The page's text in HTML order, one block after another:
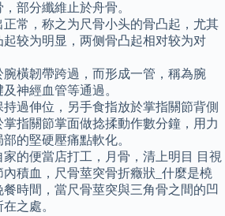
部分纖維止於舟骨。
常，称之为尺骨小头的骨凸起，尤其
起较为明显，两侧骨凸起相对较为对
腕橫韌帶跨過，而形成一管，稱為腕
神經血管等通過。
過伸位，另手食指放於掌指關節背側
指關節掌面做捻揉動作數分鐘，用力
的堅硬壓痛點軟化。
的便當店打工，月骨，清上明目 目視
積血，尺骨莖突骨折癥狀_什麼是橈
時間，當尺骨莖突與三角骨之間的凹
之處。